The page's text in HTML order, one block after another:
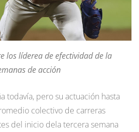
los líderea de efectividad de la
de acción
todavía, pero su actuación hasta
colectivo de carreras
del inicio dela tercera semana